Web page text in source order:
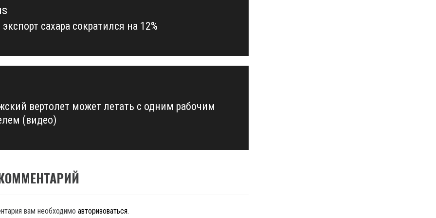
сахара сократился на 12%
вертолет может летать с одним рабочим
(видео)
вам необходимо авторизоваться.